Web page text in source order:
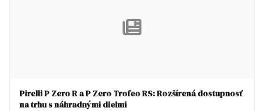
Pirelli P Zero R a P Zero Trofeo RS: Rozšírená dostupnosť
na trhu s náhradnými dielmi